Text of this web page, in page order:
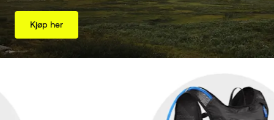
Kjøp her